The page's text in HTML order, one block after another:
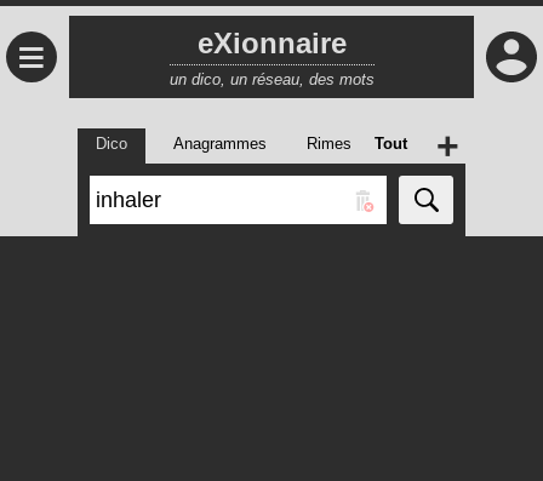
≡ eXionnaire
un dico, un réseau, des mots
Dico Anagrammes Rimes Tout +